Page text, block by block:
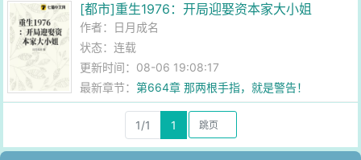
[都市]重生1976：开局迎娶资本家大小姐
作者： 日月成名
状态：连载
更新时间：08-06 19:08:17
最新章节：第664章 那两根手指，就是警告！
1/1 1